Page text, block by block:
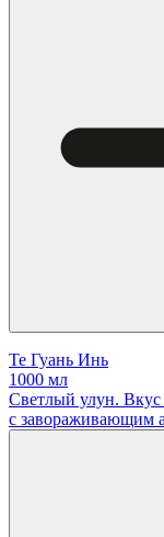
Те Гуань Инь
1000 мл
Светлый улун.
с завораживающим